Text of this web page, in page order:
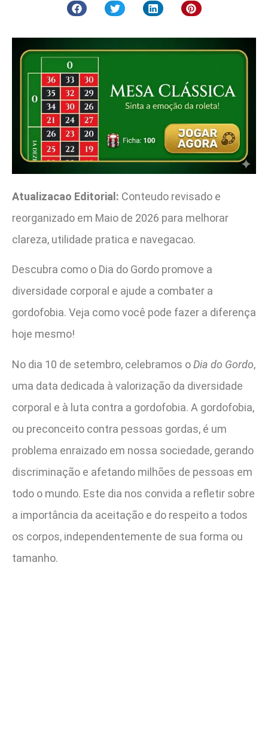
Atualizacao Editorial: Conteudo revisado e
reorganizado em Maio de 2026 para melhorar
clareza, utilidade pratica e navegacao.
Descubra como o Dia do Gordo promove a
diversidade corporal e ajude a combater a
gordofobia. Veja como você pode fazer a diferença
hoje mesmo!
No dia 10 de setembro, celebramos oDia do Gordo,
uma data dedicada à valorização da diversidade
corporal e à luta contra a gordofobia. A gordofobia,
ou preconceito contra pessoas gordas, é um
problema enraizado em nossa sociedade, gerando
discriminação e afetando milhões de pessoas em
todo o mundo. Este dia nos convida a refletir sobre
a importância da aceitação e do respeito a todos
os corpos, independentemente de sua forma ou
tamanho.